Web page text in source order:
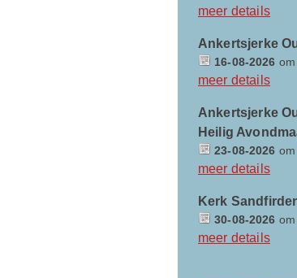
meer details
Ankertsjerke
16-08-2026
meer details
Ankertsjerke
Heilig
23-08-2026
meer details
Kerk
30-08-2026
meer details